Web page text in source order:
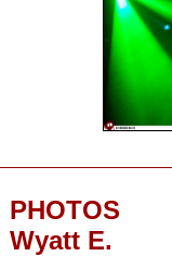
PHOTOS
Wyatt E.